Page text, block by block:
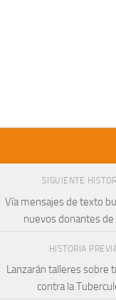
SIGUIENTE
Vía mensajes de texto
nuevos donantes de
HISTORIA
Lanzarán talleres sobre
contra la